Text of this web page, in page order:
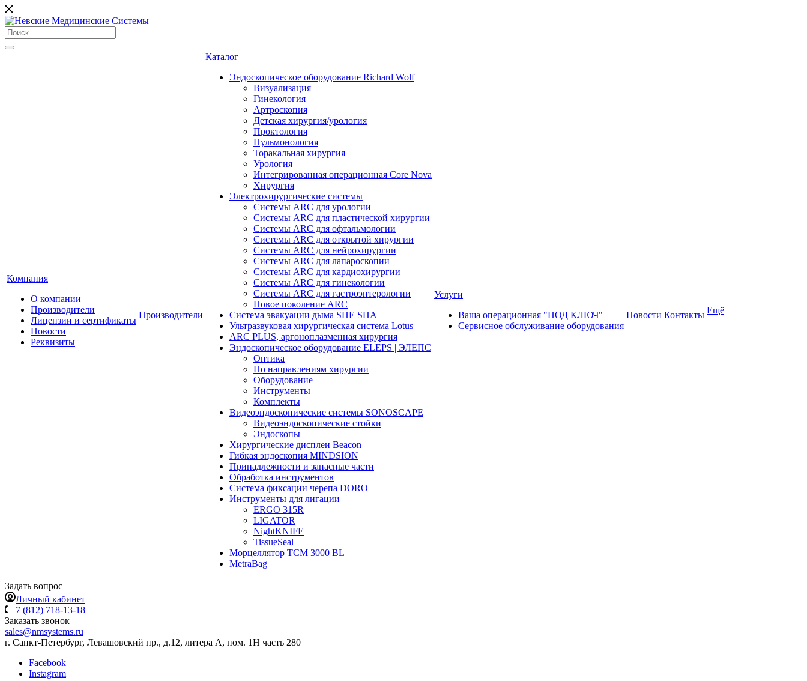
Компания
О компании
Производители
Лицензии и сертификаты
Новости
Реквизиты
Производители
Каталог
Эндоскопическое оборудование Richard Wolf
Визуализация
Гинекология
Артроскопия
Детская хирургия/урология
Проктология
Пульмонология
Торакальная хирургия
Урология
Интегрированная операционная Core Nova
Хирургия
Электрохирургические системы
Системы ARC для урологии
Системы ARC для пластической хирургии
Системы ARC для офтальмологии
Системы ARC для открытой хирургии
Системы ARC для нейрохирургии
Системы ARC для лапароскопии
Системы ARC для кардиохирургии
Системы ARC для гинекологии
Системы ARC для гастроэнтерологии
Новое поколение ARC
Система эвакуации дыма SHE SHA
Ультразвуковая хирургическая система Lotus
ARC PLUS, аргоноплазменная хирургия
Эндоскопическое оборудование ELEPS | ЭЛЕПС
Оптика
По направлениям хирургии
Оборудование
Инструменты
Комплекты
Видеоэндоскопические системы SONOSCAPE
Видеоэндоскопические стойки
Эндоскопы
Хирургические дисплеи Beacon
Гибкая эндоскопия MINDSION
Принадлежности и запасные части
Обработка инструментов
Система фиксации черепа DORO
Инструменты для лигации
ERGO 315R
LIGATOR
NightKNIFE
TissueSeal
Морцеллятор ТСМ 3000 BL
MetraBag
Услуги
Ваша операционная "ПОД КЛЮЧ"
Сервисное обслуживание оборудования
Новости Контакты Ещё
Задать вопрос
Личный кабинет
+7 (812) 718-13-18
Заказать звонок
sales@nmsystems.ru
г. Санкт-Петербург, Левашовский пр., д.12, литера А, пом. 1Н часть 280
Facebook
Instagram